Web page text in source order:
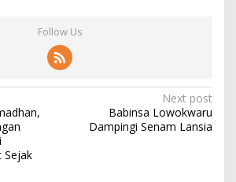
Follow Us
Sejak
Next post
Babinsa Lowokwaru
Dampingi Senam Lansia